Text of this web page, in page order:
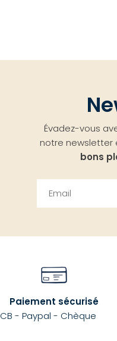
Évadez-vous
notre newsletter
bons
Paiement sécurisé
CB - Paypal - Chèque